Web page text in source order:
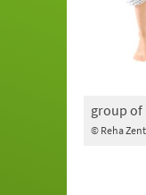
© Reha
group of